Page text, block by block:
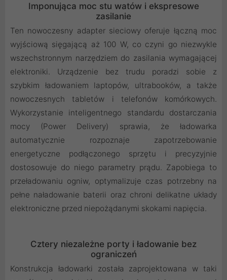
Imponująca moc stu watów i ekspresowe
zasilanie
Ten nowoczesny adapter sieciowy oferuje łączną moc
wyjściową sięgającą aż 100 W, co czyni go niezwykle
wszechstronnym narzędziem do zasilania wymagającej
elektroniki. Urządzenie bez trudu poradzi sobie z
szybkim ładowaniem laptopów, ultrabooków, a także
nowoczesnych tabletów i telefonów komórkowych.
Wykorzystanie inteligentnego standardu dostarczania
mocy (Power Delivery) sprawia, że ładowarka
automatycznie rozpoznaje zapotrzebowanie
energetyczne podłączonego sprzętu i precyzyjnie
dostosowuje do niego parametry prądu. Zapobiega to
przeładowaniu ogniw, optymalizuje czas potrzebny na
pełne naładowanie baterii oraz chroni delikatne układy
elektroniczne przed niepożądanymi skokami napięcia.
Cztery niezależne porty i ładowanie bez
ograniczeń
Konstrukcja ładowarki została zaprojektowana w taki